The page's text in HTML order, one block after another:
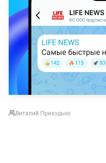
Виталий Приходько